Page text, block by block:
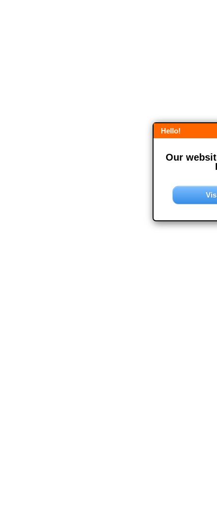
Hello!
Our